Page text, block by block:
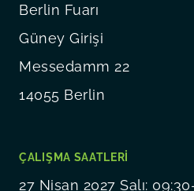
Berlin Fuarı
Güney Girişi
Messedamm 22
14055 Berlin
ÇALIŞMA SAATLERI
27 Nisan 2027 Salı: